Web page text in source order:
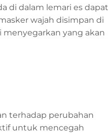
di dalam lemari es dapat
wajah disimpan di
menyegarkan yang akan
terhadap perubahan
untuk mencegah